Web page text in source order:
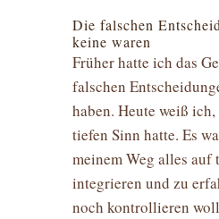
Die falschen
keine waren
Früher hatte ich das
falschen
haben. Heute weiß
tiefen Sinn hatte. Es
meinem Weg alles auf
integrieren und zu
noch kontrollieren